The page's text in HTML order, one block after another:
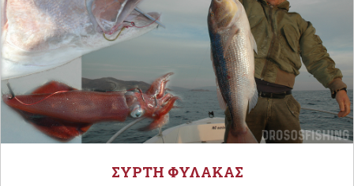
ΣΥΡΤΗ ΦΥΛΑΚΑΣ